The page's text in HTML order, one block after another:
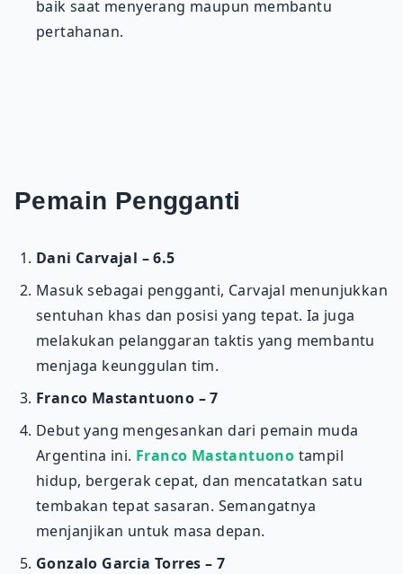
baik saat menyerang maupun membantu
pertahanan.
Pemain Pengganti
Dani Carvajal – 6.5
Masuk sebagai pengganti, Carvajal menunjukkan
sentuhan khas dan posisi yang tepat. Ia juga
melakukan pelanggaran taktis yang membantu
menjaga keunggulan tim.
Franco Mastantuono – 7
Debut yang mengesankan dari pemain muda
Argentina ini. Franco Mastantuono tampil
hidup, bergerak cepat, dan mencatatkan satu
tembakan tepat sasaran. Semangatnya
menjanjikan untuk masa depan.
Gonzalo Garcia Torres – 7